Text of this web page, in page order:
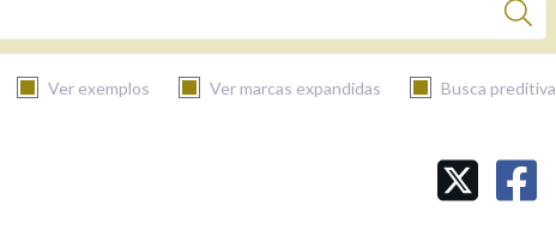
Ver exemplos Ver marcas expandidas Busca preditiva